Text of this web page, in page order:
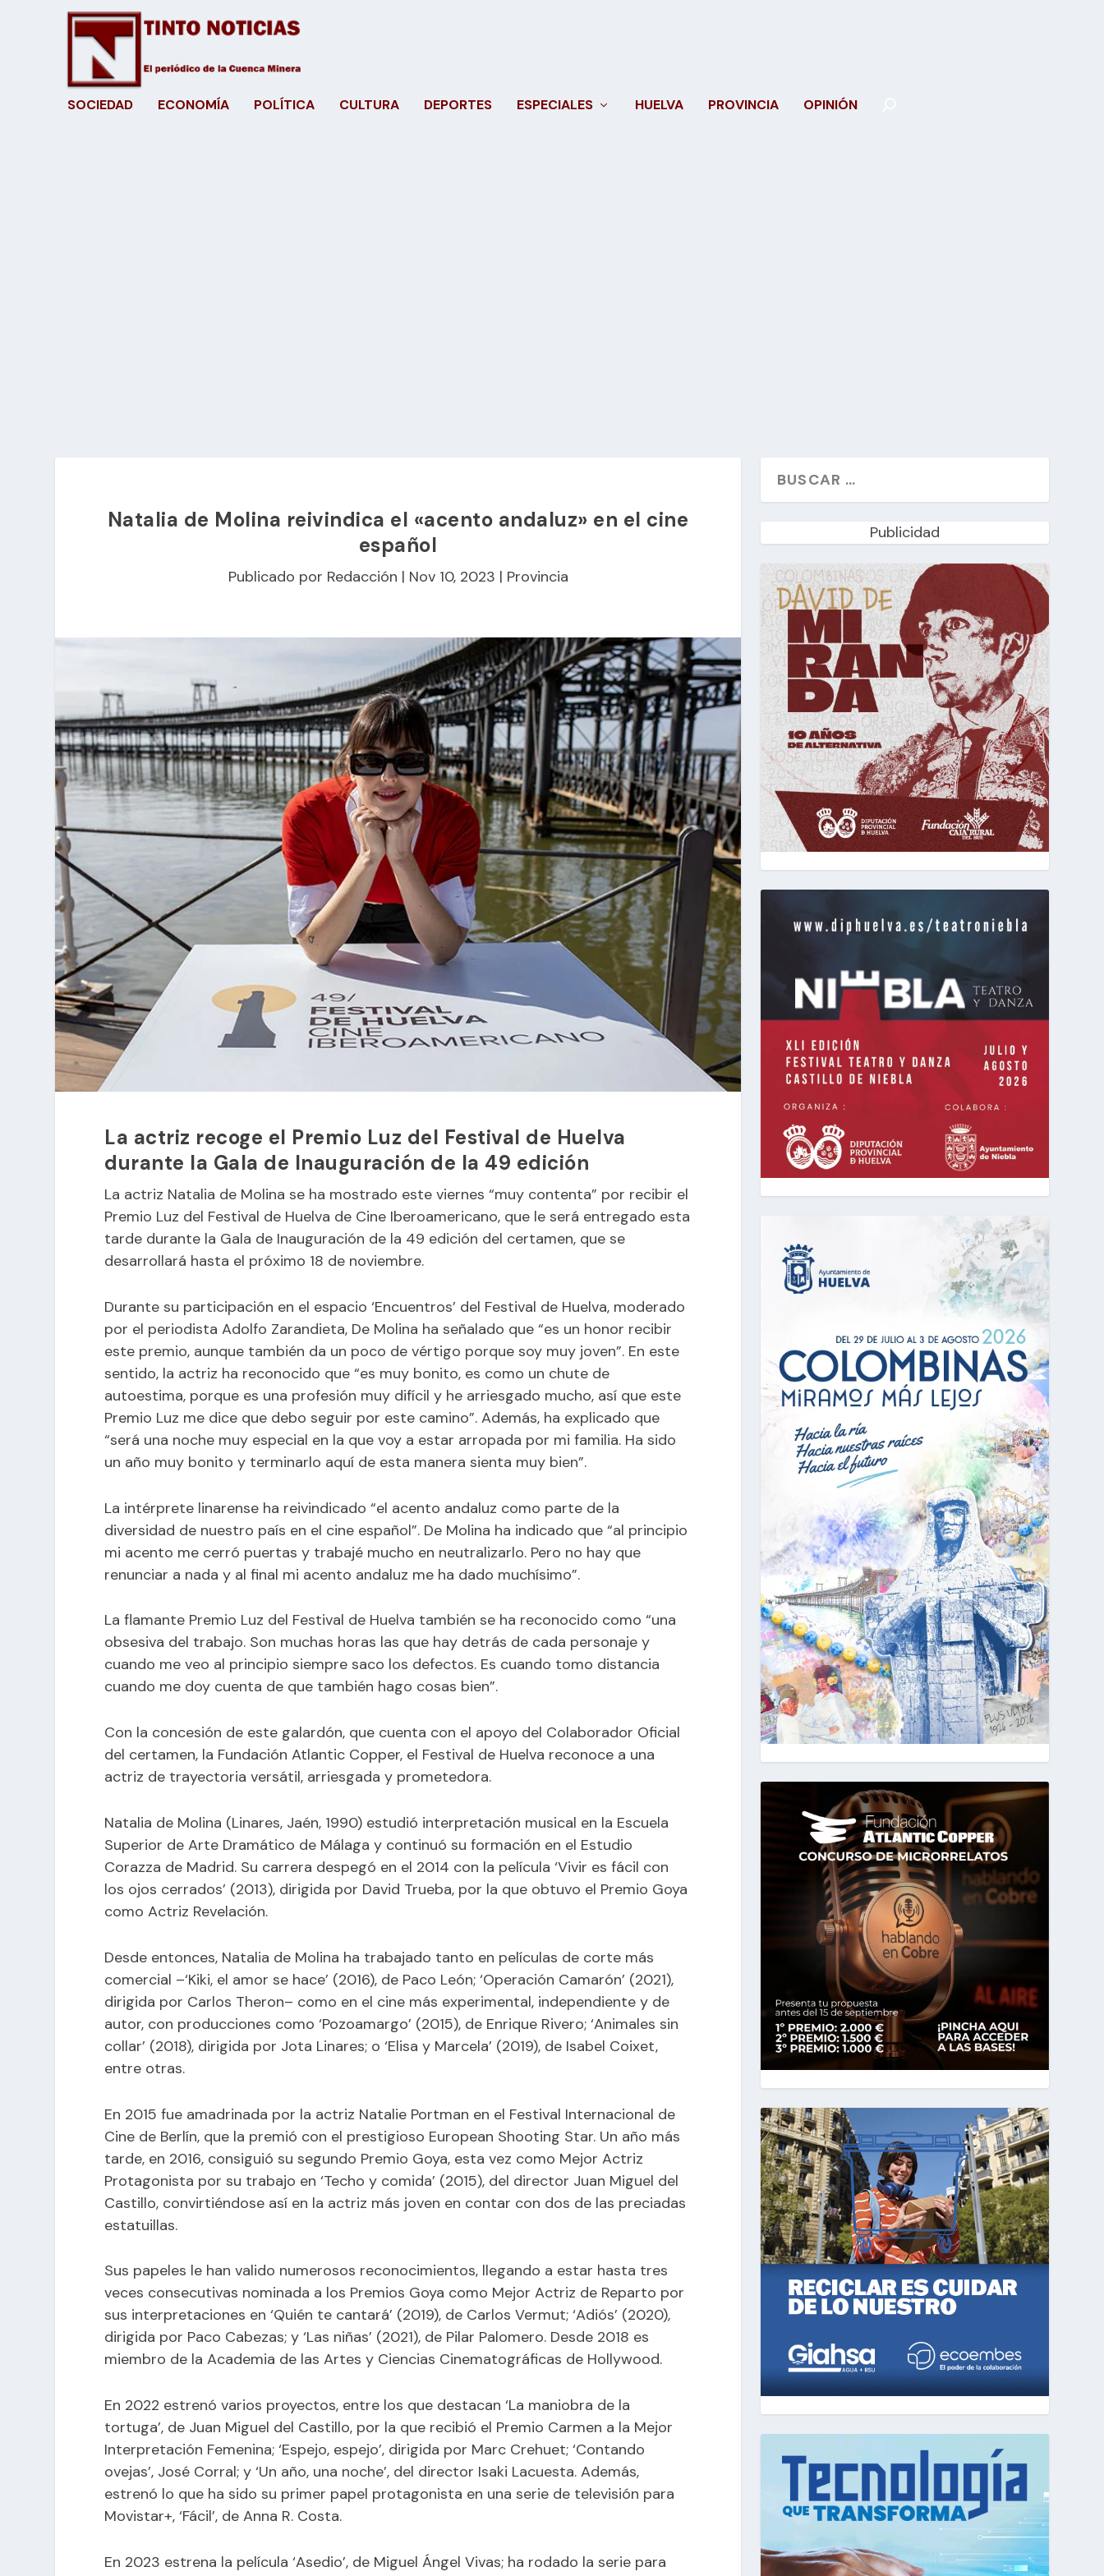
SOCIEDAD ECONOMÍA POLÍTICA CULTURA DEPORTES ESPECIALES HUELVA PROVINCIA OPINIÓN
Natalia de Molina reivindica el «acento andaluz» en el cine
español
Publicado por Redacción | Nov 10, 2023 | Provincia
La actriz recoge el Premio Luz del Festival de Huelva
durante la Gala de Inauguración de la 49 edición
La actriz Natalia de Molina se ha mostrado este viernes “muy contenta” por recibir el
Premio Luz del Festival de Huelva de Cine Iberoamericano, que le será entregado esta
tarde durante la Gala de Inauguración de la 49 edición del certamen, que se
desarrollará hasta el próximo 18 de noviembre.
Durante su participación en el espacio ‘Encuentros’ del Festival de Huelva, moderado
por el periodista Adolfo Zarandieta, De Molina ha señalado que “es un honor recibir
este premio, aunque también da un poco de vértigo porque soy muy joven”. En este
sentido, la actriz ha reconocido que “es muy bonito, es como un chute de
autoestima, porque es una profesión muy difícil y he arriesgado mucho, así que este
Premio Luz me dice que debo seguir por este camino”. Además, ha explicado que
“será una noche muy especial en la que voy a estar arropada por mi familia. Ha sido
un año muy bonito y terminarlo aquí de esta manera sienta muy bien”.
La intérprete linarense ha reivindicado “el acento andaluz como parte de la
diversidad de nuestro país en el cine español”. De Molina ha indicado que “al principio
mi acento me cerró puertas y trabajé mucho en neutralizarlo. Pero no hay que
renunciar a nada y al final mi acento andaluz me ha dado muchísimo”.
La flamante Premio Luz del Festival de Huelva también se ha reconocido como “una
obsesiva del trabajo. Son muchas horas las que hay detrás de cada personaje y
cuando me veo al principio siempre saco los defectos. Es cuando tomo distancia
cuando me doy cuenta de que también hago cosas bien”.
Con la concesión de este galardón, que cuenta con el apoyo del Colaborador Oficial
del certamen, la Fundación Atlantic Copper, el Festival de Huelva reconoce a una
actriz de trayectoria versátil, arriesgada y prometedora.
Natalia de Molina (Linares, Jaén, 1990) estudió interpretación musical en la Escuela
Superior de Arte Dramático de Málaga y continuó su formación en el Estudio
Corazza de Madrid. Su carrera despegó en el 2014 con la película ‘Vivir es fácil con
los ojos cerrados’ (2013), dirigida por David Trueba, por la que obtuvo el Premio Goya
como Actriz Revelación.
Desde entonces, Natalia de Molina ha trabajado tanto en películas de corte más
comercial –‘Kiki, el amor se hace’ (2016), de Paco León; ‘Operación Camarón’ (2021),
dirigida por Carlos Theron– como en el cine más experimental, independiente y de
autor, con producciones como ‘Pozoamargo’ (2015), de Enrique Rivero; ‘Animales sin
collar’ (2018), dirigida por Jota Linares; o ‘Elisa y Marcela’ (2019), de Isabel Coixet,
entre otras.
En 2015 fue amadrinada por la actriz Natalie Portman en el Festival Internacional de
Cine de Berlín, que la premió con el prestigioso European Shooting Star. Un año más
tarde, en 2016, consiguió su segundo Premio Goya, esta vez como Mejor Actriz
Protagonista por su trabajo en ‘Techo y comida’ (2015), del director Juan Miguel del
Castillo, convirtiéndose así en la actriz más joven en contar con dos de las preciadas
estatuillas.
Sus papeles le han valido numerosos reconocimientos, llegando a estar hasta tres
veces consecutivas nominada a los Premios Goya como Mejor Actriz de Reparto por
sus interpretaciones en ‘Quién te cantará’ (2019), de Carlos Vermut; ‘Adiós’ (2020),
dirigida por Paco Cabezas; y ‘Las niñas’ (2021), de Pilar Palomero. Desde 2018 es
miembro de la Academia de las Artes y Ciencias Cinematográficas de Hollywood.
En 2022 estrenó varios proyectos, entre los que destacan ‘La maniobra de la
tortuga’, de Juan Miguel del Castillo, por la que recibió el Premio Carmen a la Mejor
Interpretación Femenina; ‘Espejo, espejo’, dirigida por Marc Crehuet; ‘Contando
ovejas’, José Corral; y ‘Un año, una noche’, del director Isaki Lacuesta. Además,
estrenó lo que ha sido su primer papel protagonista en una serie de televisión para
Movistar+, ‘Fácil’, de Anna R. Costa.
En 2023 estrena la película ‘Asedio’, de Miguel Ángel Vivas; ha rodado la serie para
Publicidad